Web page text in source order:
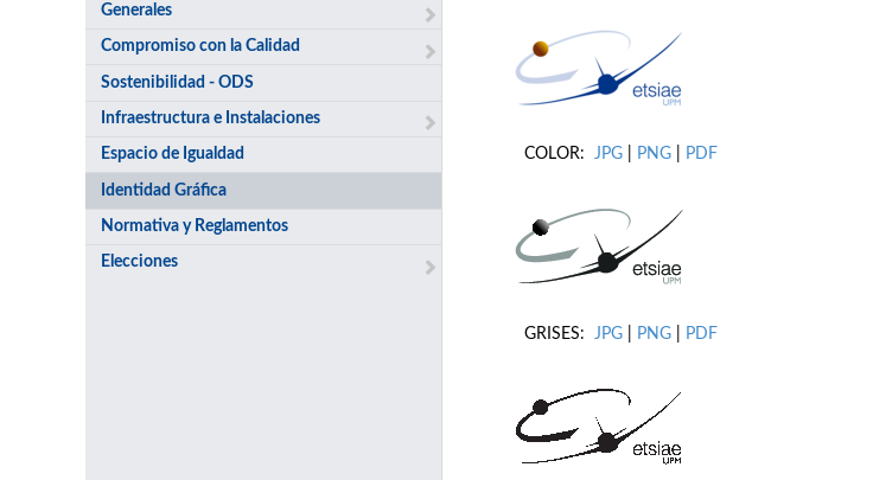
Generales
Compromiso con la Calidad
Sostenibilidad - ODS
Infraestructura e Instalaciones
Espacio de Igualdad
Identidad Gráfica
Normativa y Reglamentos
Elecciones
COLOR: JPG PNG PDF
GRISES: JPG PNG PDF